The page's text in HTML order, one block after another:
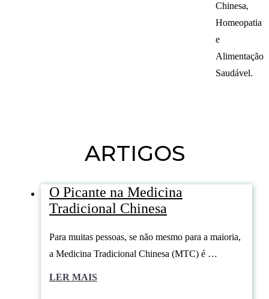
Chinesa,
Homeopatia
e
Alimentação
Saudável.
ARTIGOS
O Picante na Medicina
Tradicional Chinesa
Para muitas pessoas, se não mesmo para a maioria,
a Medicina Tradicional Chinesa (MTC) é …
LER MAIS